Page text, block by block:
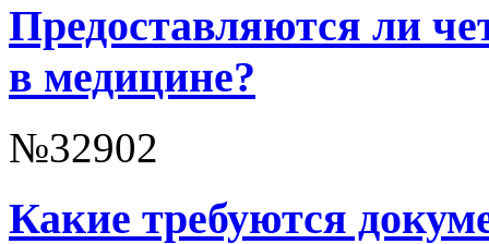
Предоставляются ли
в медицине?
№32902
Какие требуются